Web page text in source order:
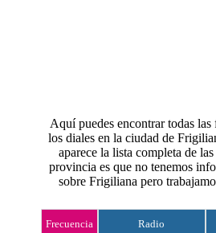
Aquí puedes encontrar todas
los diales en la ciudad de
aparece la lista completa de
provincia es que no tenemos
sobre Frigiliana pero
Frecuencia Radio